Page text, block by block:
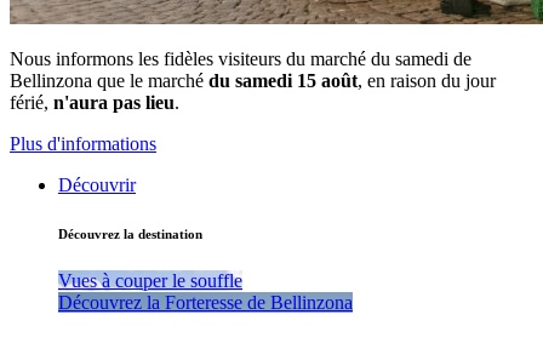
Nous informons les fidèles visiteurs du marché du samedi de
Bellinzona que le marché du samedi 15 août, en raison du jour
férié, n'aura pas lieu.
Plus d'informations
Découvrir
Découvrez la destination
Vues à couper le souffle
Découvrez la Forteresse de Bellinzona